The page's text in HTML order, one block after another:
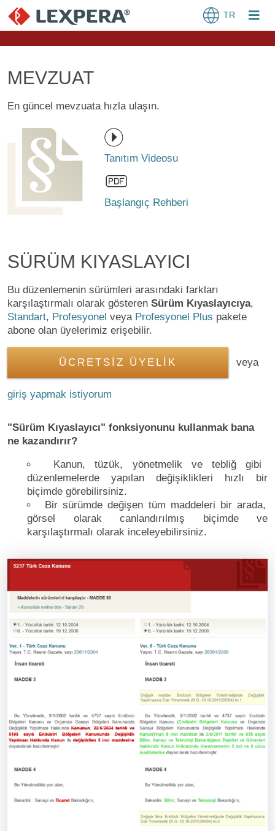
TR
MEVZUAT
En güncel mevzuata hızla ulaşın.
Tanıtım Videosu
Başlangıç Rehberi
SÜRÜM KIYASLAYICI
Bu düzenlemenin sürümleri arasındaki farkları
karşılaştırmalı olarak gösteren Sürüm Kıyaslayıcıya,
Standart, Profesyonel veya Profesyonel Plus pakete
abone olan üyelerimiz erişebilir.
ÜCRETSİZ ÜYELİK veya
giriş yapmak istiyorum
"Sürüm Kıyaslayıcı" fonksiyonunu kullanmak bana
ne kazandırır?
Kanun, tüzük, yönetmelik ve tebliğ gibi
düzenlemelerde yapılan değişiklikleri hızlı bir
biçimde görebilirsiniz.
Bir sürümde değişen tüm maddeleri bir arada,
görsel olarak canlandırılmış biçimde ve
karşılaştırmalı olarak inceleyebilirsiniz.